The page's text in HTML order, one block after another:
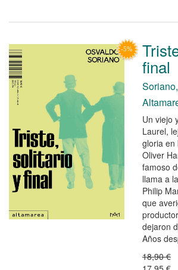
final
Un viejo
Laurel,
gloria en
Oliver
famoso
llama a
Philip
que
dejaron
Años
18,90 €